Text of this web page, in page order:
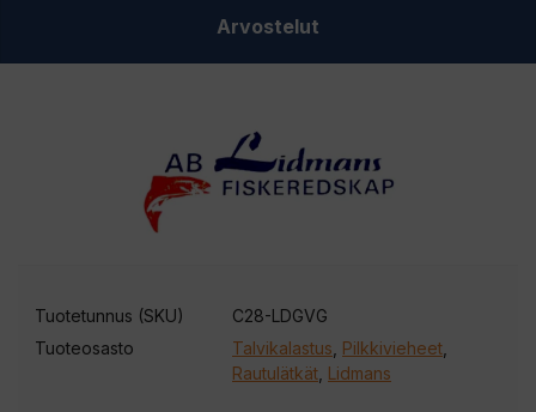
Arvostelut
Tuotetunnus (SKU)
C28-LDGVG
Tuoteosasto
Talvikalastus, Pilkkivieheet,
Rautulätkät, Lidmans